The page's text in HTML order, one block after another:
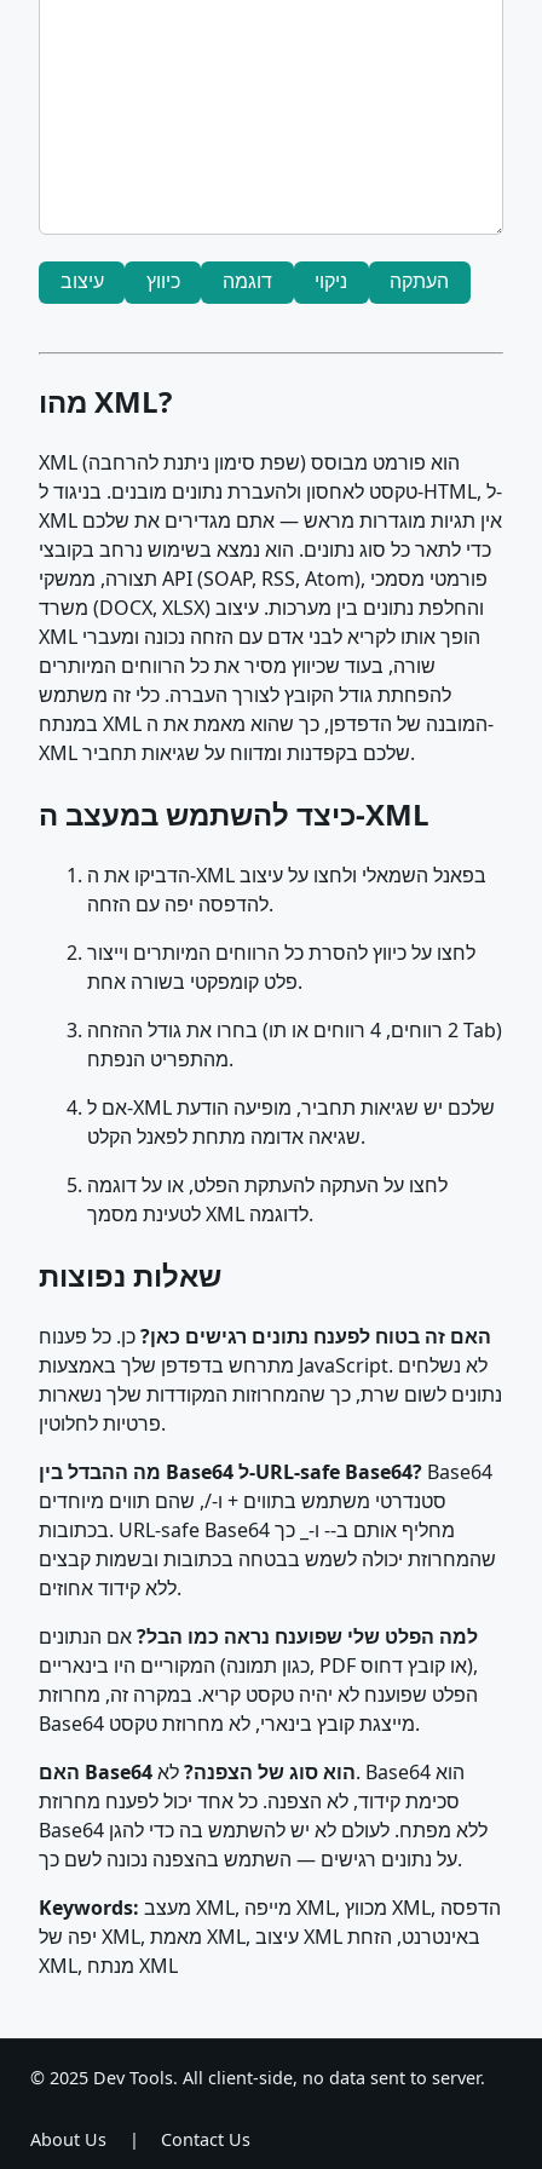
עיצוב כיווץ דוגמה ניקוי העתקה
מהו XML?
XML (שפת סימון ניתנת להרחבה) הוא פורמט מבוסס
טקסט לאחסון ולהעברת נתונים מובנים. בניגוד ל-HTML, ל-
XML אין תגיות מוגדרות מראש — אתם מגדירים את שלכם
כדי לתאר כל סוג נתונים. הוא נמצא בשימוש נרחב בקובצי
תצורה, ממשקי API (SOAP, RSS, Atom), פורמטי מסמכי
משרד (DOCX, XLSX) והחלפת נתונים בין מערכות. עיצוב
XML הופך אותו לקריא לבני אדם עם הזחה נכונה ומעברי
שורה, בעוד שכיווץ מסיר את כל הרווחים המיותרים
להפחתת גודל הקובץ לצורך העברה. כלי זה משתמש
במנתח XML המובנה של הדפדפן, כך שהוא מאמת את ה-
XML שלכם בקפדנות ומדווח על שגיאות תחביר.
כיצד להשתמש במעצב ה-XML
הדביקו את ה-XML בפאנל השמאלי ולחצו על עיצוב
להדפסה יפה עם הזחה.
לחצו על כיווץ להסרת כל הרווחים המיותרים וייצור
פלט קומפקטי בשורה אחת.
בחרו את גודל ההזחה (2 רווחים, 4 רווחים או תו Tab)
מהתפריט הנפתח.
אם ל-XML שלכם יש שגיאות תחביר, מופיעה הודעת
שגיאה אדומה מתחת לפאנל הקלט.
לחצו על העתקה להעתקת הפלט, או על דוגמה
לטעינת מסמך XML לדוגמה.
שאלות נפוצות
האם זה בטוח לפענח נתונים רגישים כאן?כן. כל פענוח
מתרחש בדפדפן שלך באמצעות JavaScript. לא נשלחים
נתונים לשום שרת, כך שהמחרוזות המקודדות שלך נשארות
פרטיות לחלוטין.
מה ההבדל בין Base64 ל-URL-safe Base64? Base64
סטנדרטי משתמש בתווים + ו-/, שהם תווים מיוחדים
בכתובות. URL-safe Base64 מחליף אותם ב-- ו-_ כך
שהמחרוזת יכולה לשמש בבטחה בכתובות ובשמות קבצים
ללא קידוד אחוזים.
למה הפלט שלי שפוענח נראה כמו הבל?אם הנתונים
המקוריים היו בינאריים (כגון תמונה, PDF או קובץ דחוס),
הפלט שפוענח לא יהיה טקסט קריא. במקרה זה, מחרוזת
Base64 מייצגת קובץ בינארי, לא מחרוזת טקסט.
האם Base64 הוא סוג של הצפנה?לא. Base64 הוא
סכימת קידוד, לא הצפנה. כל אחד יכול לפענח מחרוזת
Base64 ללא מפתח. לעולם לא יש להשתמש בה כדי להגן
על נתונים רגישים — השתמש בהצפנה נכונה לשם כך.
Keywords:
יפה של XML, מאמת XML, עיצוב XML באינטרנט, הזחת
XML, מנתח XML
© 2025 Dev Tools. All client-side, no data sent to server.
About Us | Contact Us